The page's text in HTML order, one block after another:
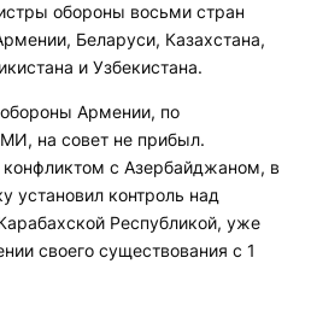
обороны восьми стран
Беларуси, Казахстана,
и Узбекистана.
Армении, по
на совет не прибыл.
конфликтом с Азербайджаном, в
установил контроль над
Республикой, уже
своего существования с 1